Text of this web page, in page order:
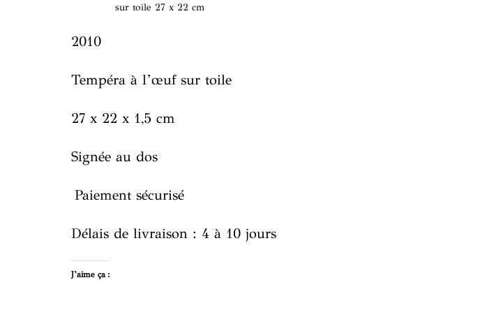
sur toile 27 x 22 cm
2010
Tempéra à l’œuf sur toile
27 x 22 x 1,5 cm
Signée au dos
Paiement sécurisé
Délais de livraison : 4 à 10 jours
J’aime ça :